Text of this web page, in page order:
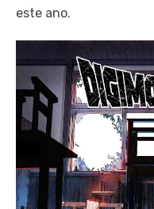
este ano.